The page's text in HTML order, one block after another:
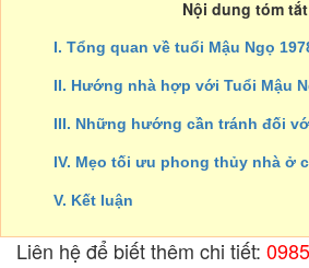
Nội dung tóm tắt
I. Tổng quan về tuổi Mậu Ngọ
II. Hướng nhà hợp với Tuổi Mậu
III. Những hướng cần tránh đối
IV. Mẹo tối ưu phong thủy nhà ở
V. Kết luận
Liên hệ để biết thêm chi tiết: